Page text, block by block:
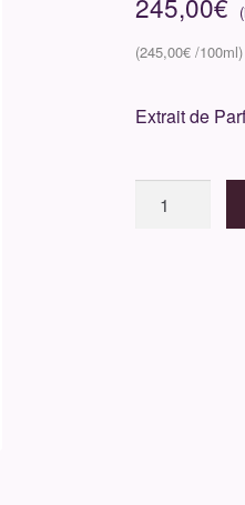
245,00€
Extrait de
Gozo